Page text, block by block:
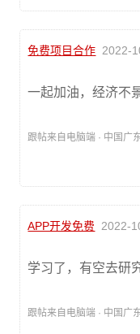
免费项目合作 2022-
一起加油，经济不
跟帖来自电脑端 · 中国广
APP开发免费 2022-
学习了，有空去研
跟帖来自电脑端 · 中国广